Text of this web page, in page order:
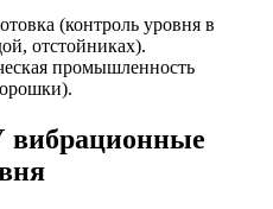
(контроль уровня в
отстойниках).
промышленность